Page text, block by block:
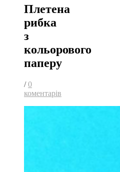
Плетена
рибка
з
кольорового
паперу
/ 0
коментарів